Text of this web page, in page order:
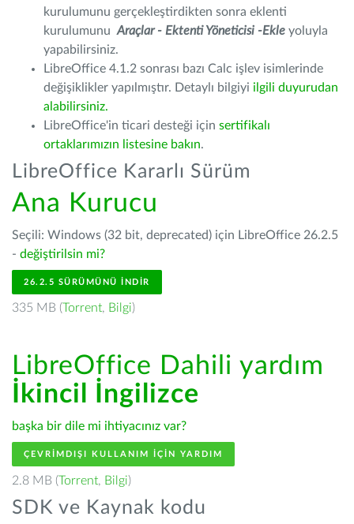
kurulumunu gerçekleştirdikten sonra eklenti
kurulumunu Araçlar - Ektenti Yöneticisi -Ekle yoluyla
yapabilirsiniz.
LibreOffice 4.1.2 sonrası bazı Calc işlev isimlerinde
değişiklikler yapılmıştır. Detaylı bilgiyi ilgili duyurudan
alabilirsiniz.
LibreOffice'in ticari desteği için sertifikalı
ortaklarımızın listesine bakın.
LibreOffice Kararlı Sürüm
Ana Kurucu
Seçili: Windows (32 bit, deprecated) için LibreOffice 26.2.5
- değiştirilsin mi?
26.2.5 SÜRÜMÜNÜ İNDIR
335 MB (Torrent, Bilgi)
LibreOffice Dahili yardım
İkincil İngilizce
başka bir dile mi ihtiyacınız var?
ÇEVRIMDIŞI KULLANIM IÇIN YARDIM
2.8 MB (Torrent, Bilgi)
SDK ve Kaynak kodu